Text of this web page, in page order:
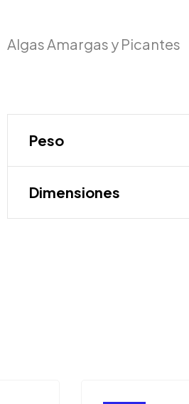
Algas Amargas y Picantes
Peso
Dimensiones